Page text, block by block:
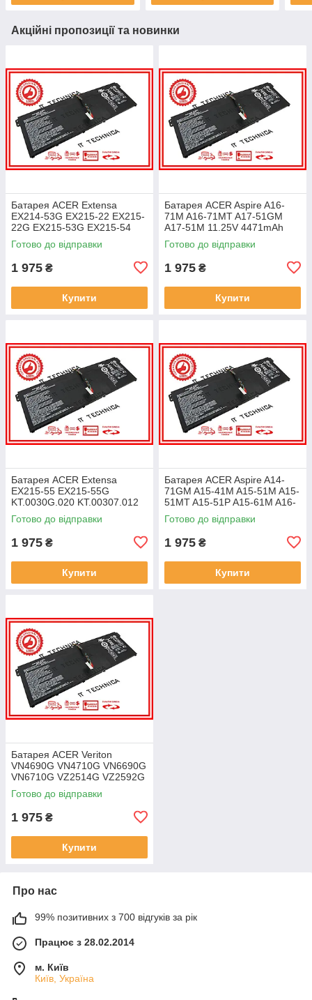
Акційні пропозиції та новинки
Батарея ACER Extensa
EX214-53G EX215-22 EX215-
22G EX215-53G EX215-54
EX215-54G 11.25V 4471mAh
ОРИГІНАЛ
Готово до відправки
1 975 ₴
Купити
Батарея ACER Aspire A16-
71M A16-71MT A17-51GM
A17-51M 11.25V 4471mAh
ОРИГІНАЛ
Готово до відправки
1 975 ₴
Купити
Батарея ACER Extensa
EX215-55 EX215-55G
KT.0030G.020 KT.00307.012
11.25V 4471mAh ОРИГІНАЛ
Готово до відправки
1 975 ₴
Купити
Батарея ACER Aspire A14-
71GM A15-41M A15-51M A15-
51MT A15-51P A15-61M A16-
51GM 11.25V 4471mAh
ОРИГІНАЛ
Готово до відправки
1 975 ₴
Купити
Батарея ACER Veriton
VN4690G VN4710G VN6690G
VN6710G VZ2514G VZ2592G
VZ2594G 11.25V 4471mAh
ОРИГІНАЛ
Готово до відправки
1 975 ₴
Купити
Про нас
99% позитивних з 700 відгуків за рік
Працює з 28.02.2014
м. Київ
Київ, Україна